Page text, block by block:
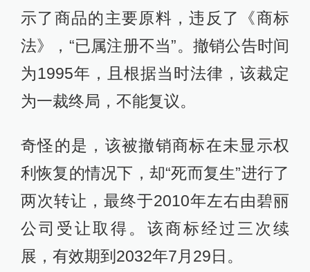
示了商品的主要原料，违反了《商标
法》，“已属注册不当”。撤销公告时间
为1995年，且根据当时法律，该裁定
为一裁终局，不能复议。
奇怪的是，该被撤销商标在未显示权
利恢复的情况下，却“死而复生”进行了
两次转让，最终于2010年左右由碧丽
公司受让取得。该商标经过三次续
展，有效期到2032年7月29日。